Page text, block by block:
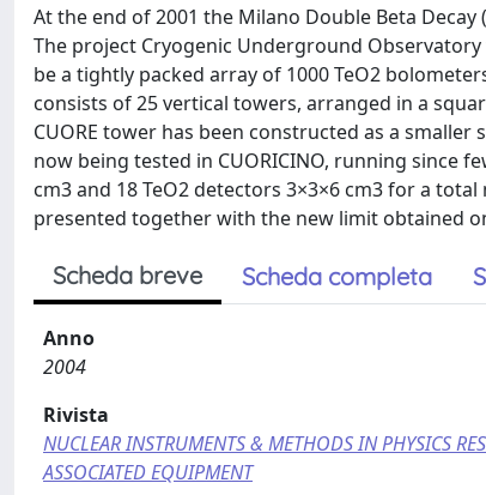
At the end of 2001 the Milano Double Beta
The project Cryogenic Underground Observatory
be a tightly packed array of 1000 TeO2
consists of 25 vertical towers, arranged in a
CUORE tower has been constructed as a smaller
now being tested in CUORICINO, running since
cm3 and 18 TeO2 detectors 3×3×6 cm3 for a
presented together with the new limit obtained
Scheda breve Scheda completa
Anno
2004
Rivista
NUCLEAR INSTRUMENTS & METHODS IN PHYSICS
ASSOCIATED EQUIPMENT